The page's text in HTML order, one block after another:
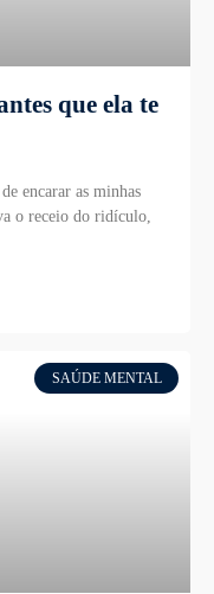
que ela te
encarar as minhas
o receio do ridículo,
SAÚDE MENTAL